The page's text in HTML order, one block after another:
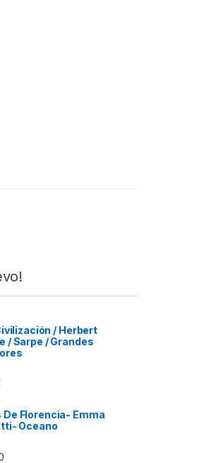
/ Herbert
/ Sarpe / Grandes
De Florencia- Emma
Oceano